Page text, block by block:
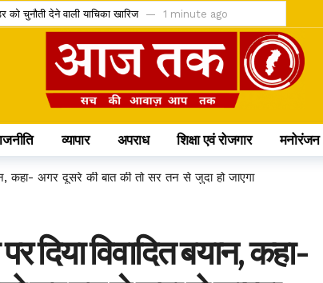
चुनौती देने वाली याचिका खारिज 1 minute ago
अनुशासन पर बोले डिप्टी CM अरुण साव 14 minutes ago
सिलेंडर और 4 घंटे डिलीवरी सेवा 19 minutes ago
टीम में, चीन में होने वाले एशिया कप में दिखाएंगी दम 6 hours ago
के बाद खत्म होने की कगार पर कुनबा
की पूजा से मिलेगा दोगुना पुण्य 1 day ago
व्यापार अपराध शिक्षा एवं रोजगार मनोरंजन
कहा- अगर दूसरे की बात की तो सर तन से जुदा हो जाएगा
दिया विवादित बयान, कहा-